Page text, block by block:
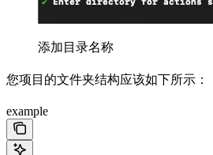
添加目录名称
您项目的文件夹结构应该如下所示：
example